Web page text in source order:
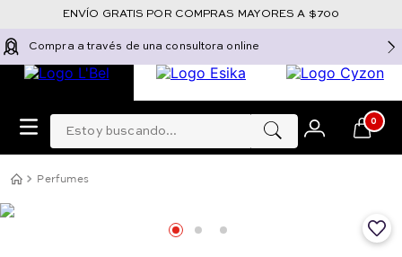
Compra a través de una consultora online
Estoy buscando... 0
ENVÍO GRATIS POR COMPRAS MAYORES A $700
Perfumes